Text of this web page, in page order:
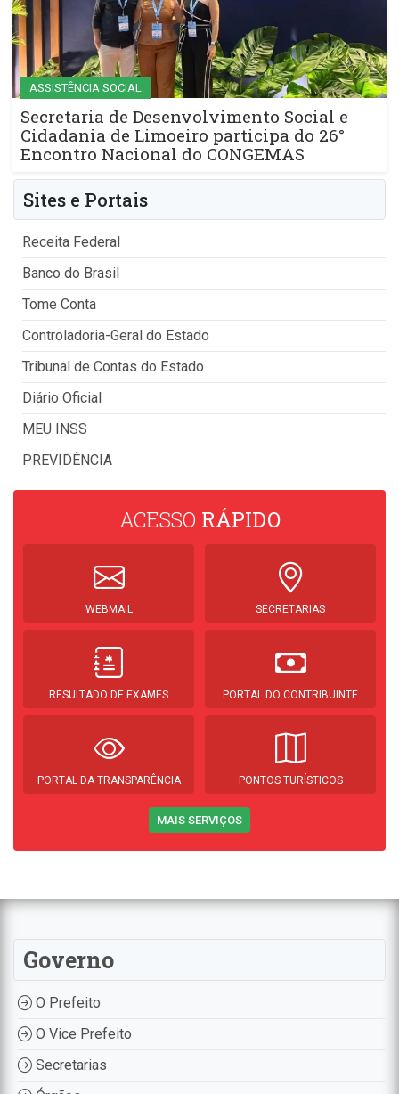
ASSISTÊNCIA SOCIAL
Secretaria de Desenvolvimento Social e
Cidadania de Limoeiro participa do 26°
Encontro Nacional do CONGEMAS
Sites e Portais
Receita Federal
Banco do Brasil
Tome Conta
Controladoria-Geral do Estado
Tribunal de Contas do Estado
Diário Oficial
MEU INSS
PREVIDÊNCIA
ACESSO RÁPIDO
WEBMAIL SECRETARIAS
RESULTADO DE EXAMES PORTAL DO CONTRIBUINTE
PORTAL DA TRANSPARÊNCIA PONTOS TURÍSTICOS
MAIS SERVIÇOS
Governo
O Prefeito
O Vice Prefeito
Secretarias